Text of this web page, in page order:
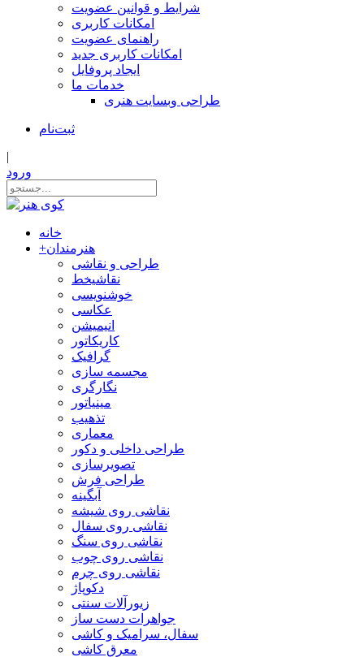
شرایط و قوانین عضویت
امکانات کاربری
راهنمای عضویت
امکانات کاربری جدید
ایجاد پروفایل
خدمات ما
طراحی وبسایت هنری
ثبت‌نام
|
ورود
خانه
+هنرمندان
طراحی و نقاشی
نقاشیخط
خوشنویسی
عکاسی
انیمیشن
کاریکاتور
گرافیک
مجسمه سازی
نگارگری
مینیاتور
تذهیب
معماری
طراحی داخلی و دکور
تصویرسازی
طراحی فرش
آبگینه
نقاشی روی شیشه
نقاشی روی سفال
نقاشی روی سنگ
نقاشی روی چوب
نقاشی روی چرم
دکوپاژ
زیورآلات سنتی
جواهرات دست ساز
سفال، سرامیک و کاشی
معرق کاشی